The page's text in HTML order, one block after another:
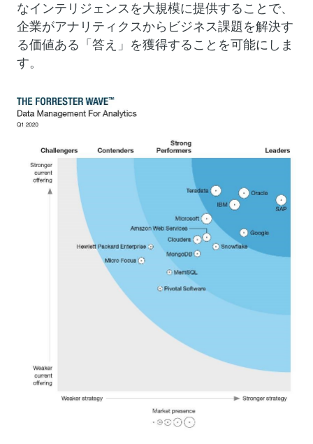
なインテリジェンスを大規模に提供することで、
企業がアナリティクスからビジネス課題を解決す
る価値ある「答え」を獲得することを可能にしま
す。